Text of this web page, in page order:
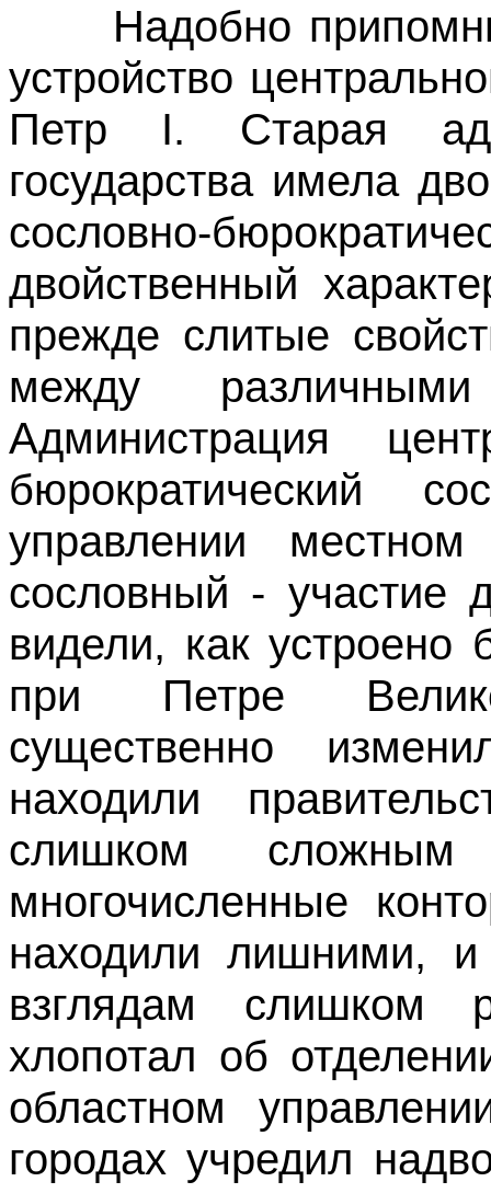
Надобно
устройство
Петр I. Старая
государства имела
сословно-
двойственный
прежде слитые
между
Администрация
бюрократический
управлении
сословный - участие
видели, как устроено
при Петре
существенно
находили
слишком
многочисленные
находили лишними,
взглядам слишком
хлопотал об
областном
городах учредил